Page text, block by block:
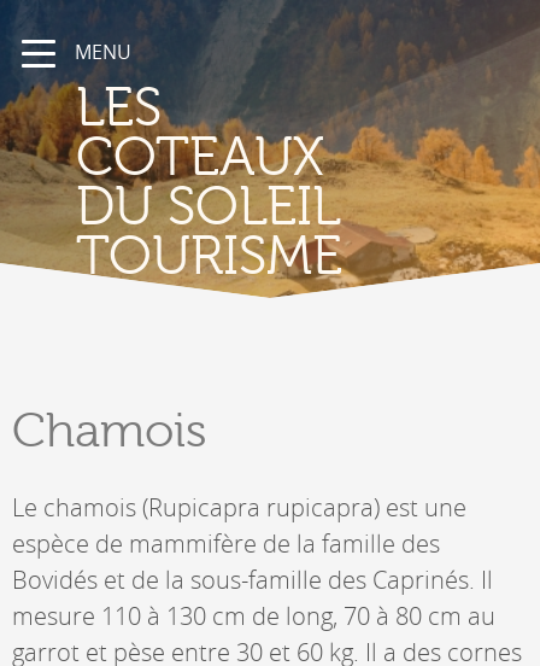
MENU
LES
COTEAUX
DU SOLEIL
TOURISME
Chamois
Le chamois (Rupicapra rupicapra) est une
espèce de mammifère de la famille des
Bovidés et de la sous-famille des Caprinés. Il
mesure 110 à 130 cm de long, 70 à 80 cm au
garrot et pèse entre 30 et 60 kg. Il a des cornes